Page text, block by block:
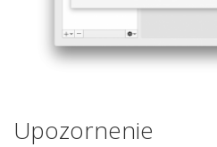
Upozornenie